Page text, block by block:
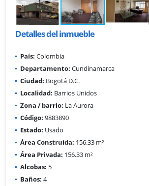
Detalles del inmueble
País: Colombia
Departamento: Cundinamarca
Ciudad: Bogotá D.C.
Localidad: Barrios Unidos
Zona / barrio: La Aurora
Código: 9883890
Estado: Usado
Área Construida: 156.33 m²
Área Privada: 156.33 m²
Alcobas: 5
Baños: 4